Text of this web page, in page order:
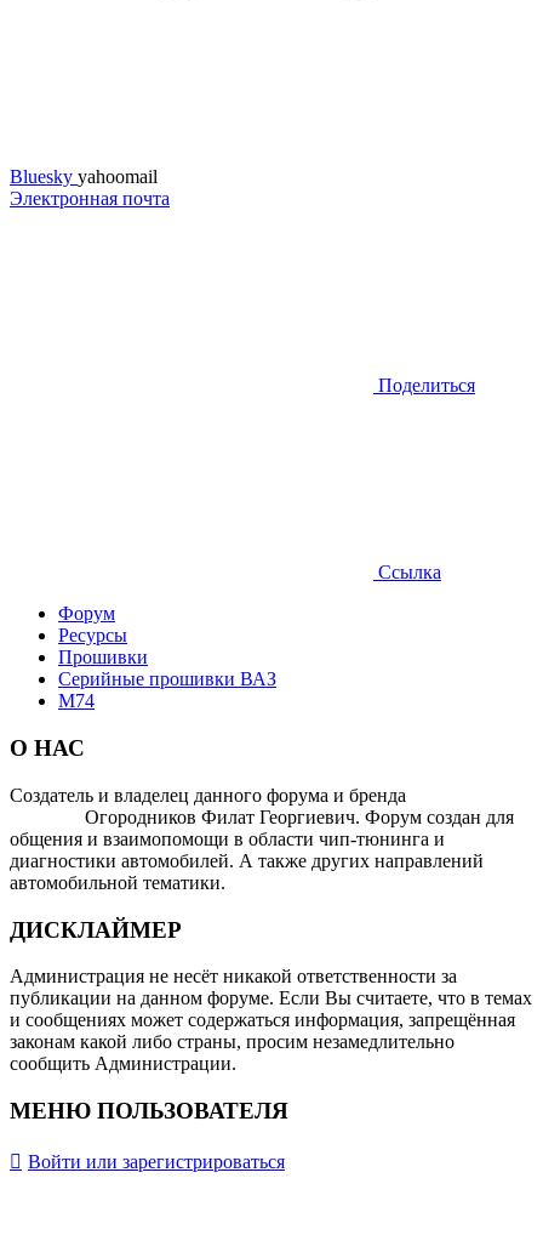
Bluesky yahoomail
Электронная почта
Поделиться
Ссылка
Форум
Ресурсы
Прошивки
Серийные прошивки ВАЗ
М74
О НАС
Создатель и владелец данного форума и бренда
Огородников Филат Георгиевич. Форум создан для
общения и взаимопомощи в области чип-тюнинга и
диагностики автомобилей. А также других направлений
автомобильной тематики.
ДИСКЛАЙМЕР
Администрация не несёт никакой ответственности за
публикации на данном форуме. Если Вы считаете, что в темах
и сообщениях может содержаться информация, запрещённая
законам какой либо страны, просим незамедлительно
сообщить Администрации.
МЕНЮ ПОЛЬЗОВАТЕЛЯ
Войти или зарегистрироваться